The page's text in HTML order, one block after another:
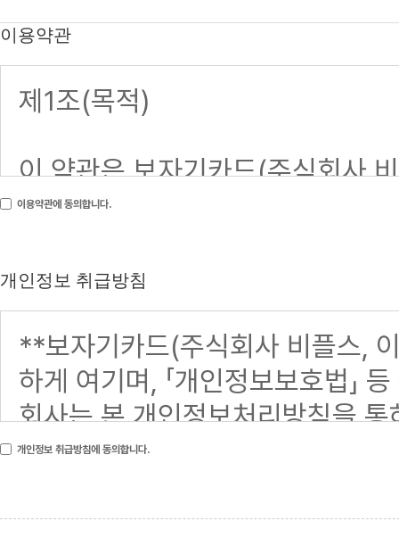
이용약관
이용약관에 동의합니다.
개인정보 취급방침
개인정보 취급방침에 동의합니다.